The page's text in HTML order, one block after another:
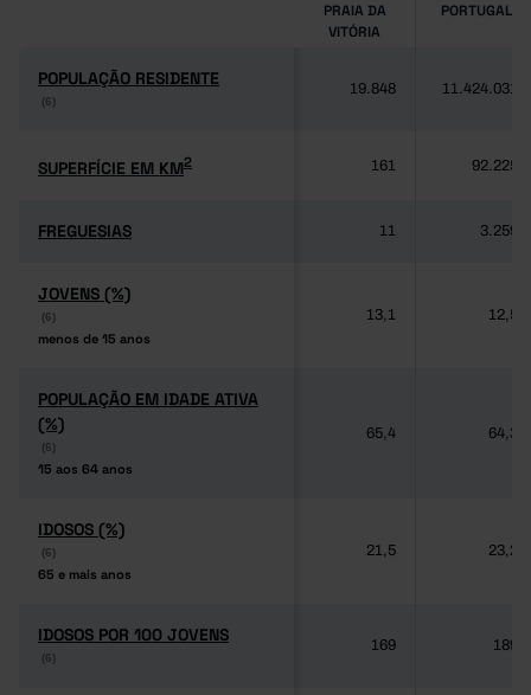
PRAIA DA
VITÓRIA
PORTUGAL
POPULAÇÃO RESIDENTE
(6)
POPULAÇÃO RESIDENTE
(6)
19.848 11.424.031
SUPERFÍCIE EM KM2
SUPERFÍCIE EM KM2 161 92.225
FREGUESIAS
FREGUESIAS 11 3.259
JOVENS (%)
(6)
menos de 15 anos
JOVENS (%)
(6)
menos de 15 anos
13,1 12,5
POPULAÇÃO EM IDADE ATIVA
(%)
(6)
15 aos 64 anos
POPULAÇÃO EM IDADE ATIVA
(%)
(6)
15 aos 64 anos
65,4 64,3
IDOSOS (%)
(6)
65 e mais anos
IDOSOS (%)
(6)
65 e mais anos
21,5 23,2
IDOSOS POR 100 JOVENS
(6)
IDOSOS POR 100 JOVENS
(6)
169 189